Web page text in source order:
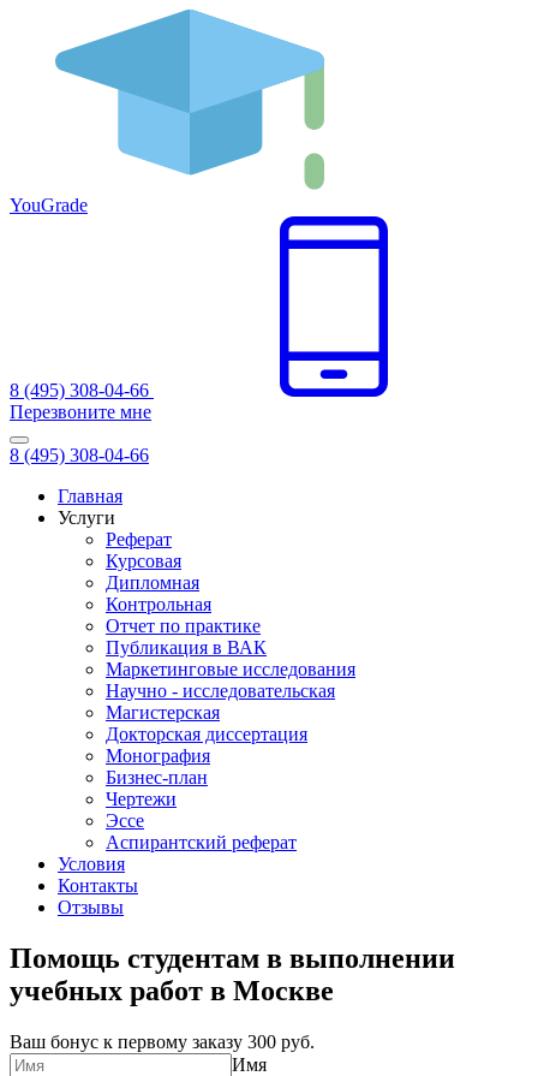
YouGrade
8 (495) 308-04-66
Перезвоните мне
8 (495) 308-04-66
Главная
Услуги
Реферат
Курсовая
Дипломная
Контрольная
Отчет по практике
Публикация в ВАК
Маркетинговые исследования
Научно - исследовательская
Магистерская
Докторская диссертация
Монография
Бизнес-план
Чертежи
Эссе
Аспирантский реферат
Условия
Контакты
Отзывы
Помощь студентам в выполнении
учебных работ в Москве
Ваш бонус к первому заказу 300 руб.
Имя